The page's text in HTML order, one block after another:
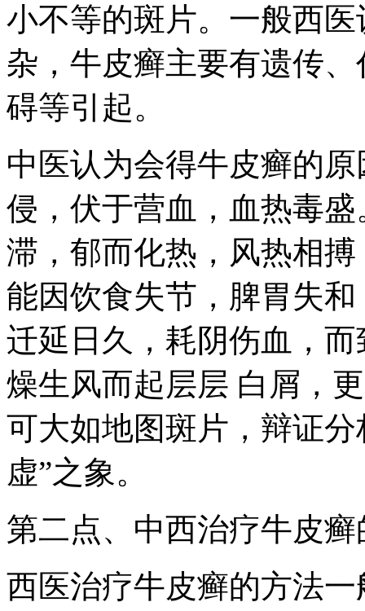
小不等的斑片。一般西
杂，牛皮癣主要有遗传
碍等引起。
中医认为会得牛皮癣的
侵，伏于营血，血热毒
滞，郁而化热，风热相
能因饮食失节，脾胃失
迁延日久，耗阴伤血，
燥生风而起层层 白屑，
可大如地图斑片，辩证
虚”之象。
第二点、中西治疗牛皮癣
西医治疗牛皮癣的方法